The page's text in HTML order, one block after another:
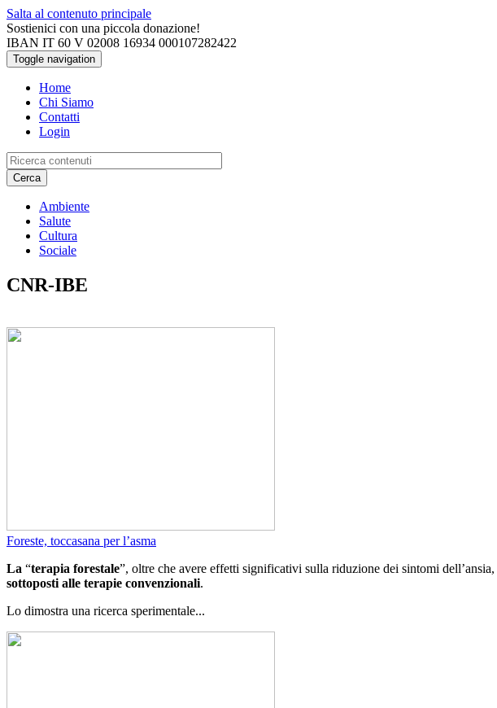
Salta al contenuto principale
Sostienici con una piccola donazione!
IBAN IT 60 V 02008 16934 000107282422
Toggle navigation
Home
Chi Siamo
Contatti
Login
Cerca
Ambiente
Salute
Cultura
Sociale
CNR-IBE
Foreste, toccasana per l’asma
La “terapia forestale”, oltre che avere effetti significativi sulla riduzione dei sintomi dell’ansia,
sottoposti alle terapie convenzionali.
Lo dimostra una ricerca sperimentale...